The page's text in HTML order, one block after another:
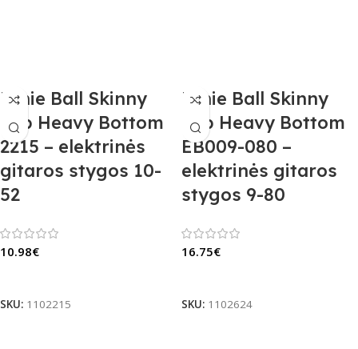
Ernie Ball Skinny
Top Heavy Bottom
2215 – elektrinės
gitaros stygos 10-
52
10.98€
SKU: 1102215
Ernie Ball Skinny
Top Heavy Bottom
EB009-080 –
elektrinės gitaros
stygos 9-80
16.75€
SKU: 1102624